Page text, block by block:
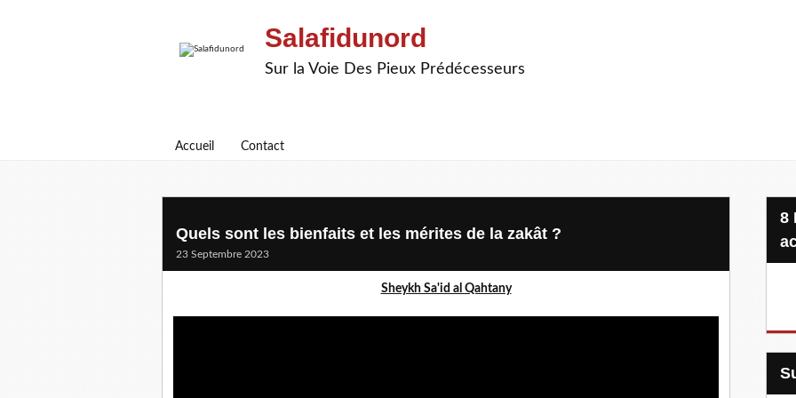
Salafidunord
Sur la Voie Des Pieux Prédécesseurs
Accueil Contact
Quels sont les bienfaits et les mérites de la zakât ?
23 Septembre 2023
Sheykh Sa'id al Qahtany
8 Projets, 20 €, une seule